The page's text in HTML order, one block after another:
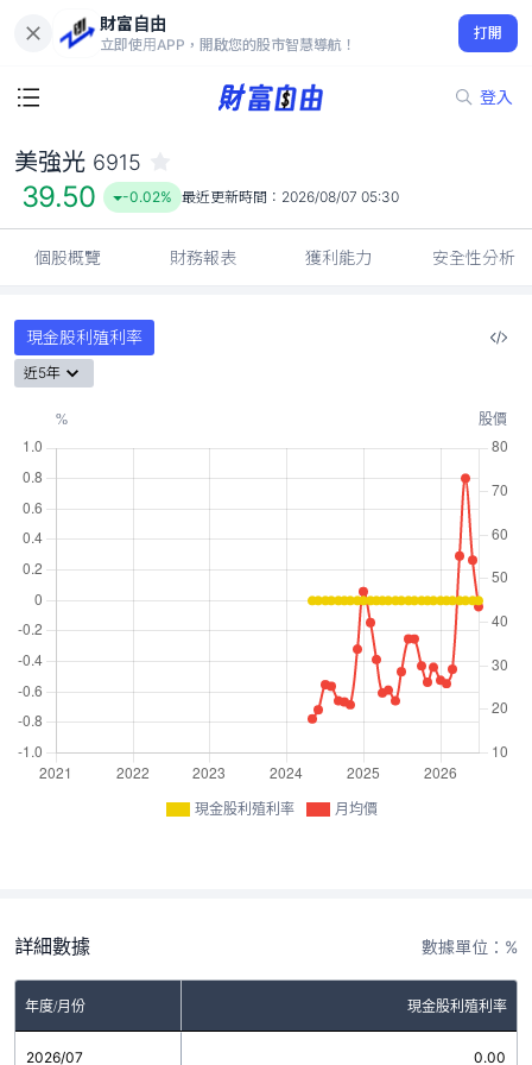
財富自由
立即使用APP，開啟您的股市智慧導航！
打開
登入
39.50
-0.02%
美強光 6915
39.50 -0.02% 最近更新時間： 2026/08/07 05:30
個股概覽 財務報表 獲利能力 安全性分析
現金股利殖利率
近5年
現金股利殖利率 月均價
詳細數據 數據單位：%
年度/月份 現金股利殖利率
2026/07 0.00